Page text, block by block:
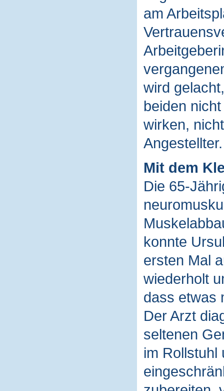
am
wird
beiden
wirken,
Angestellter.
Mit dem
Die 65-
konnte
ersten Mal
wiederholt
dass etwas
Der Arzt
seltenen
im Rollstuhl